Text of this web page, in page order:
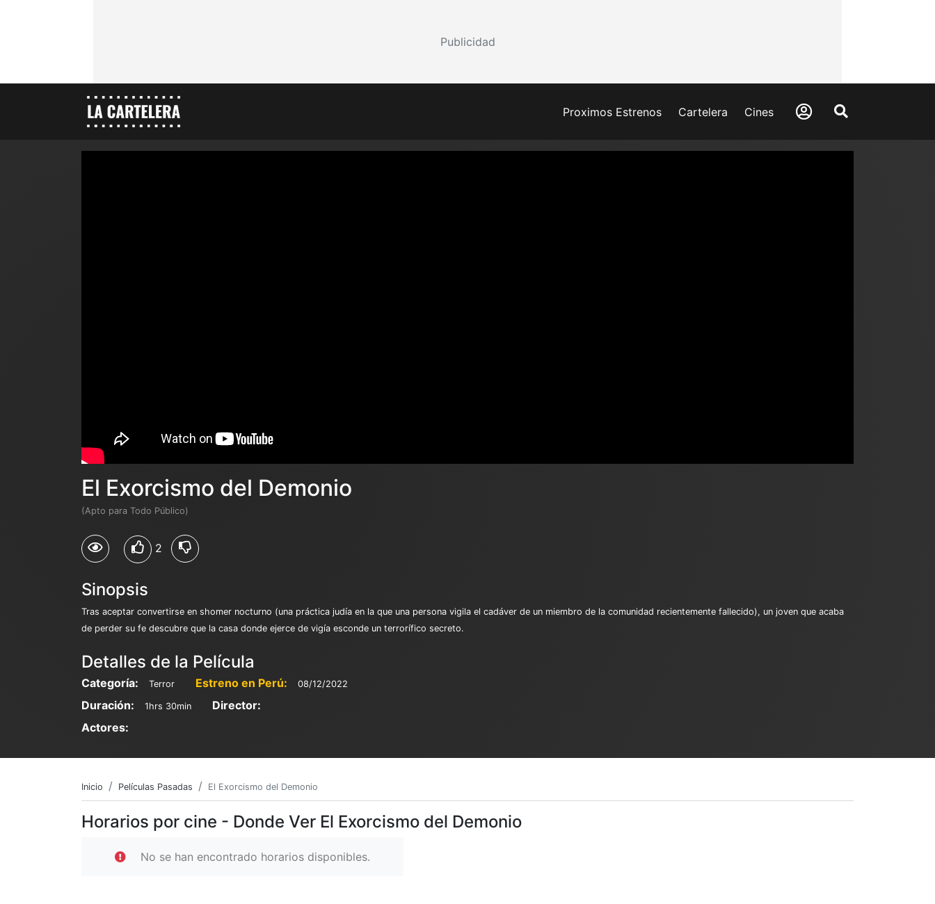
Publicidad
Proximos Estrenos Cartelera Cines
El Exorcismo del Demonio
(Apto para Todo Público)
2
Sinopsis
Tras aceptar convertirse en shomer nocturno (una práctica judía en la que una persona vigila el cadáver de un miembro de la comunidad recientemente fallecido), un joven que acaba
de perder su fe descubre que la casa donde ejerce de vigía esconde un terrorífico secreto.
Detalles de la Película
Categoría: Terror Estreno en Perú: 08/12/2022
Duración: 1hrs 30min
Director:
Actores:
Inicio Películas Pasadas El Exorcismo del Demonio
Horarios por cine - Donde Ver El Exorcismo del Demonio
No se han encontrado horarios disponibles.